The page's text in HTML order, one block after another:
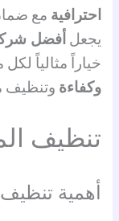
احترافية مع
يجعل أفضل
خياراً مثالياً
وكفاءة وتنظيف
تنظيف
أهمية